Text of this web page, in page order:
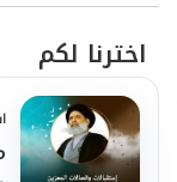
اخترنا لكم